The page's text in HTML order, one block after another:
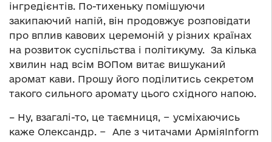
інгредієнтів. По-тихеньку помішуючи
закипаючий напій, він продовжує розповідати
про вплив кавових церемоній у різних країнах
на розвиток суспільства і політикуму. За кілька
хвилин над всім ВОПом витає вишуканий
аромат кави. Прошу його поділитись секретом
такого сильного аромату цього східного напою.
– Ну, взагалі-то, це таємниця, − усміхаючись
каже Олександр. − Але з читачами АрміяInform